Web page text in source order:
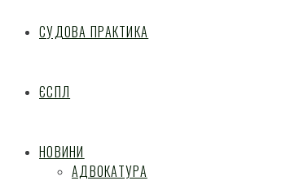
СУДОВА ПРАКТИКА
ЄСПЛ
НОВИНИ
АДВОКАТУРА